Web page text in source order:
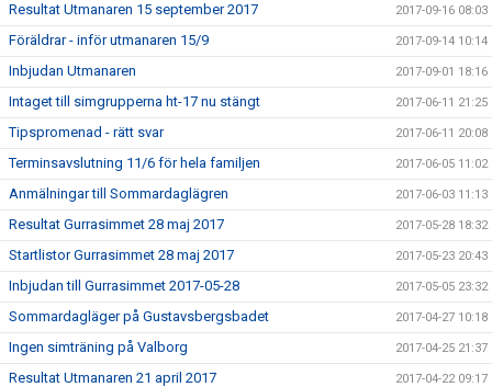
Resultat Utmanaren 15 september 2017 2017-09-16 08:03
Föräldrar - inför utmanaren 15/9 2017-09-14 10:14
Inbjudan Utmanaren 2017-09-01 18:16
Intaget till simgrupperna ht-17 nu stängt 2017-06-11 21:25
Tipspromenad - rätt svar 2017-06-11 20:08
Terminsavslutning 11/6 för hela familjen 2017-06-05 11:02
Anmälningar till Sommardaglägren 2017-06-03 11:13
Resultat Gurrasimmet 28 maj 2017 2017-05-28 18:32
Startlistor Gurrasimmet 28 maj 2017 2017-05-23 20:43
Inbjudan till Gurrasimmet 2017-05-28 2017-05-05 23:32
Sommardagläger på Gustavsbergsbadet 2017-04-27 10:18
Ingen simträning på Valborg 2017-04-25 21:37
Resultat Utmanaren 21 april 2017 2017-04-22 09:17